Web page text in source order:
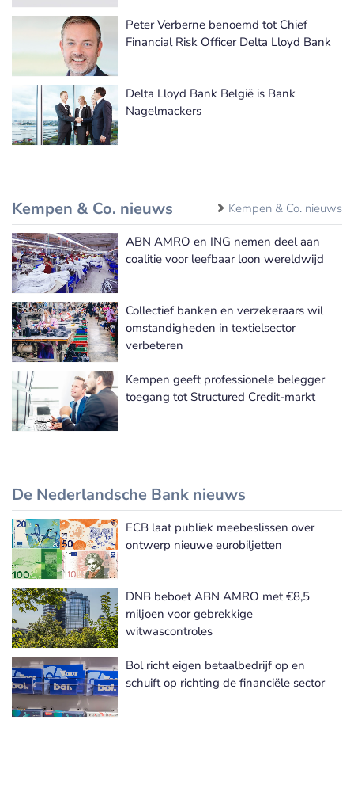
Peter Verberne benoemd tot Chief
Financial Risk Officer Delta Lloyd Bank
Delta Lloyd Bank België is Bank
Nagelmackers
Kempen & Co. nieuws Kempen & Co. nieuws
ABN AMRO en ING nemen deel aan
coalitie voor leefbaar loon wereldwijd
Collectief banken en verzekeraars wil
omstandigheden in textielsector
verbeteren
Kempen geeft professionele belegger
toegang tot Structured Credit-markt
De Nederlandsche Bank nieuws
De Nederlandsche Bank nieuws
ECB laat publiek meebeslissen over
ontwerp nieuwe eurobiljetten
DNB beboet ABN AMRO met €8,5
miljoen voor gebrekkige
witwascontroles
Bol richt eigen betaalbedrijf op en
schuift op richting de financiële sector